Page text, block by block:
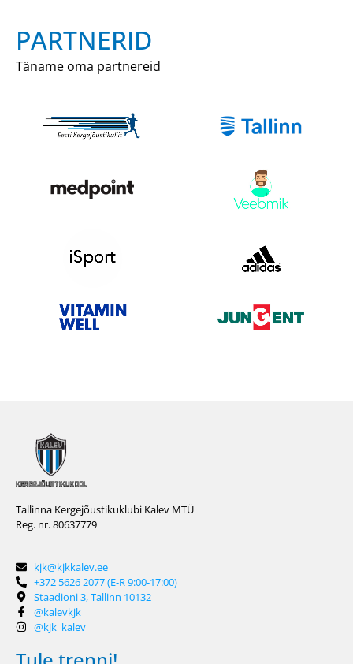
PARTNERID
Täname oma partnereid
Tallinna Kergejõustikuklubi Kalev MTÜ
Reg. nr. 80637779
kjk@kjkkalev.ee
+372 5626 2077 (E-R 9:00-17:00)
Staadioni 3, Tallinn 10132
@kalevkjk
@kjk_kalev